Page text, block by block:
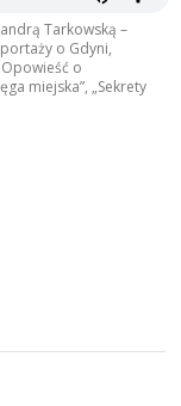
Tarkowską –
o Gdyni,
o
miejska”, „Sekrety